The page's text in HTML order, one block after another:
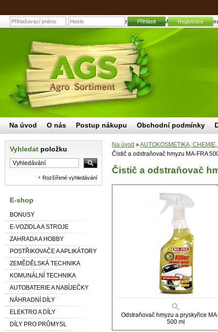
Čistič a odstraňovač hmyzu MA-FRA 500 ml |
Přihlásit Registrace
Vyhledat položku
Rozšířené vyhledávání
E-shop
BONUSY
E-VOZIDLA A STROJE
ZAHRADA A HOBBY
POSTŘIKOVAČE A APLIKÁTORY
ZEMĚDĚLSKÁ TECHNIKA
KOMUNÁLNÍ TECHNIKA
AUTOBATERIE A NABÍJEČKY
NÁHRADNÍ DÍLY
ELEKTRO A DÍLY
DÍLY PRO PRŮMYSL
Na úvod »AUTOKOSMETIKA,
Čistič a odstraňovač hmyzu MA-FRA
Čistič a odstraňovač
Odstraňovač hmyzu a pryskyřice
500 ml
Na úvod O nás Postup nákupu Obchodní podmínky